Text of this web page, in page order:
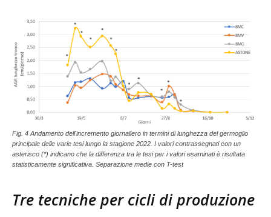
Fig. 4 Andamento dell'incremento giornaliero in termini di lunghezza del germoglio
principale delle varie tesi lungo la stagione 2022. I valori contrassegnati con un
asterisco (*) indicano che la differenza tra le tesi per i valori esaminati è risultata
statisticamente significativa. Separazione medie con T-test
Tre tecniche per cicli di produzione